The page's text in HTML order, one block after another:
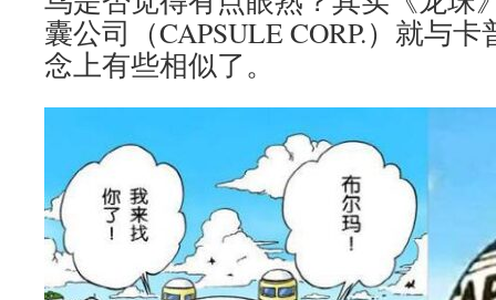
囊公司（CAPSULE CORP.）就与
念上有些相似了。